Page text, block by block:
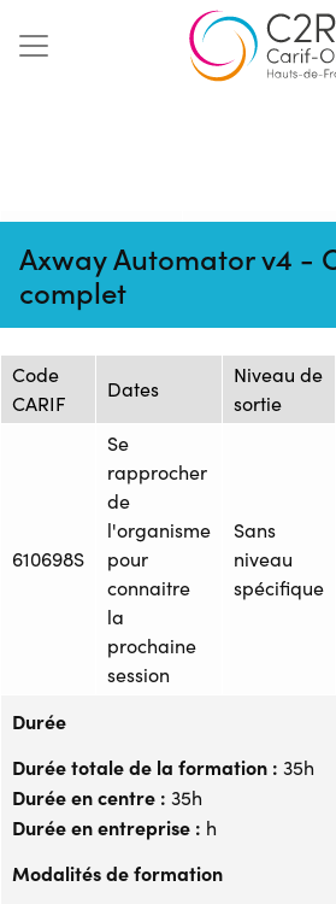
Aller
au
Axway Automator v4 -
complet
Mise à jour :
29/04/2026
Formation :
2464754F
Session de formation
Code
CARIF
Dates
Niveau de
sortie
610698S
Se
rapprocher
de
l'organisme
pour
connaitre
la
prochaine
session
Sans
niveau
spécifique
Durée
Durée totale de la formation : 35h
Durée en centre : 35h
Durée en entreprise : h
Modalités de formation